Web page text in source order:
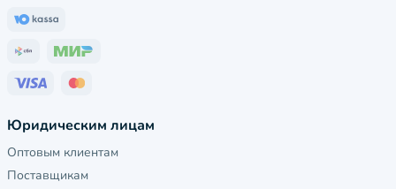
Юридическим лицам
Оптовым клиентам
Поставщикам